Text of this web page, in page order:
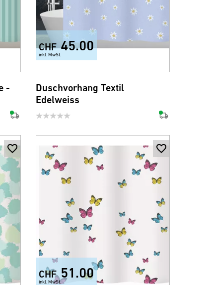
-
CHF 45.00
inkl. MwSt.
Duschvorhang Textil
Edelweiss
CHF 51.00
inkl. MwSt.